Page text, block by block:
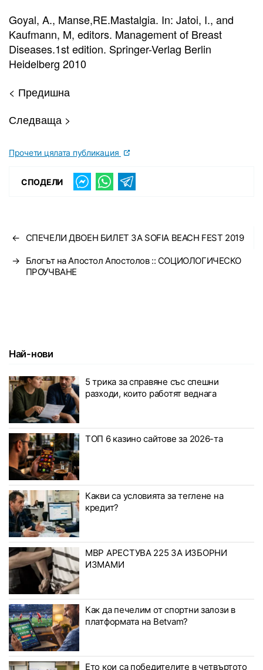
Goyal, A., Manse,RE.Mastalgia. In: Jatoi, I., and
Kaufmann, M, editors. Management of Breast
Diseases.1st edition. Springer-Verlag Berlin
Heidelberg 2010
< Предишна
Следваща >
Прочети цялата публикация
СПОДЕЛИ
← СПЕЧЕЛИ ДВОЕН БИЛЕТ ЗА SOFIA BEACH FEST 2019
→
Блогът на Апостол Апостолов :: СОЦИОЛОГИЧЕСКО
ПРОУЧВАНЕ
Най-нови
5 трика за справяне със спешни
разходи, които работят веднага
ТОП 6 казино сайтове за 2026-та
Какви са условията за теглене на
кредит?
МВР АРЕСТУВА 225 ЗА ИЗБОРНИ
ИЗМАМИ
Как да печелим от спортни залози в
платформата на Betvam?
Ето кои са победителите в четвъртото